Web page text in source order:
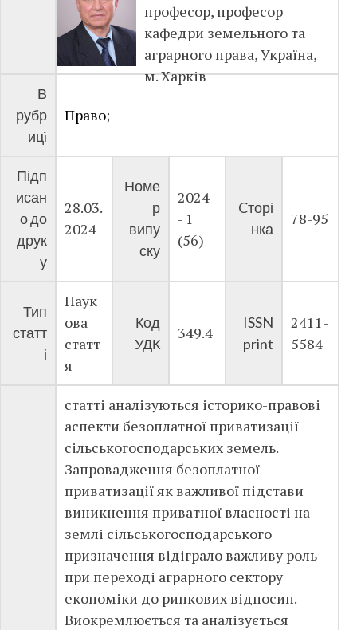
професор, професор
кафедри земельного та
аграрного права, Україна,
м. Харків
В
рубр
ицi
Право;
Підп
исан
о до
друк
у
28.03.
2024
Номе
р
випу
ску
2024
- 1
(56)
Cторі
нка
78-95
Тип
статт
і
Наук
ова
статт
я
Код
УДК
349.4
ISSN
print
2411-
5584
статті аналізуються історико-правові
аспекти безоплатної приватизації
сільськогосподарських земель.
Запровадження безоплатної
приватизації як важливої підстави
виникнення приватної власності на
землі сільськогосподарського
призначення відіграло важливу роль
при переході аграрного сектору
економіки до ринкових відносин.
Виокремлюється та аналізується